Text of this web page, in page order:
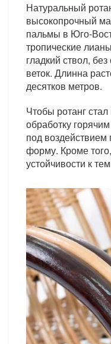
Натуральный
высокопрочный
пальмы в Юго-
тропические
гладкий ствол,
веток. Длинна
десятков метров.
Чтобы ротанг
обработку
под
форму. Кроме
устойчивости к